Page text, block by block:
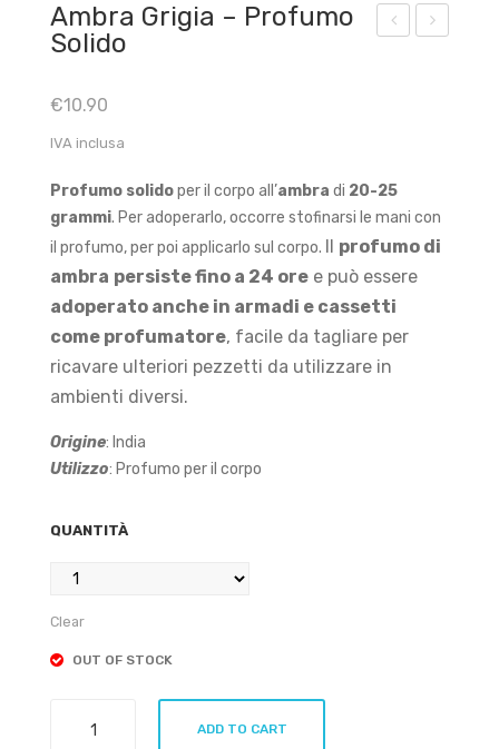
Ambra Grigia – Profumo
Solido
€10.90
IVA inclusa
Profumo solidoper il corpo all’ambra di 20-25
grammi. Per adoperarlo, occorre stofinarsi le mani con
il profumo, per poi applicarlo sul corpo. Il profumo di
ambra persiste fino a 24 ore e può essere
adoperato anche in armadi e cassetti
come profumatore, facile da tagliare per
ricavare ulteriori pezzetti da utilizzare in
ambienti diversi.
Origine: India
Utilizzo: Profumo per il corpo
QUANTITÀ
Clear
OUT OF STOCK
ADD TO CART